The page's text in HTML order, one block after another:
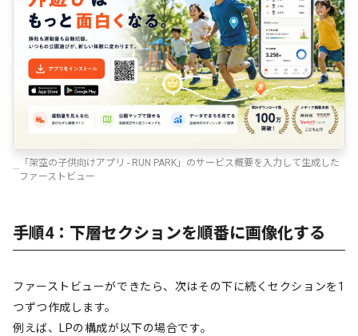
「架空の子供向けアプリ - RUN PARK」のサービス概要を入力して生成した
ファーストビュー
手順4：下層セクションを順番に画像化する
ファーストビューができたら、次はその下に続くセクションを1
つずつ作成します。
例えば、LPの構成が以下の場合です。